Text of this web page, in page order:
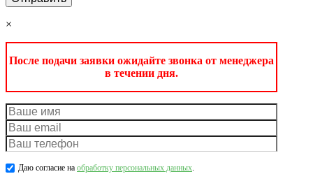
×
После подачи заявки ожидайте звонка от менеджера
в течении дня.
Даю согласие на обработку персональных данных.